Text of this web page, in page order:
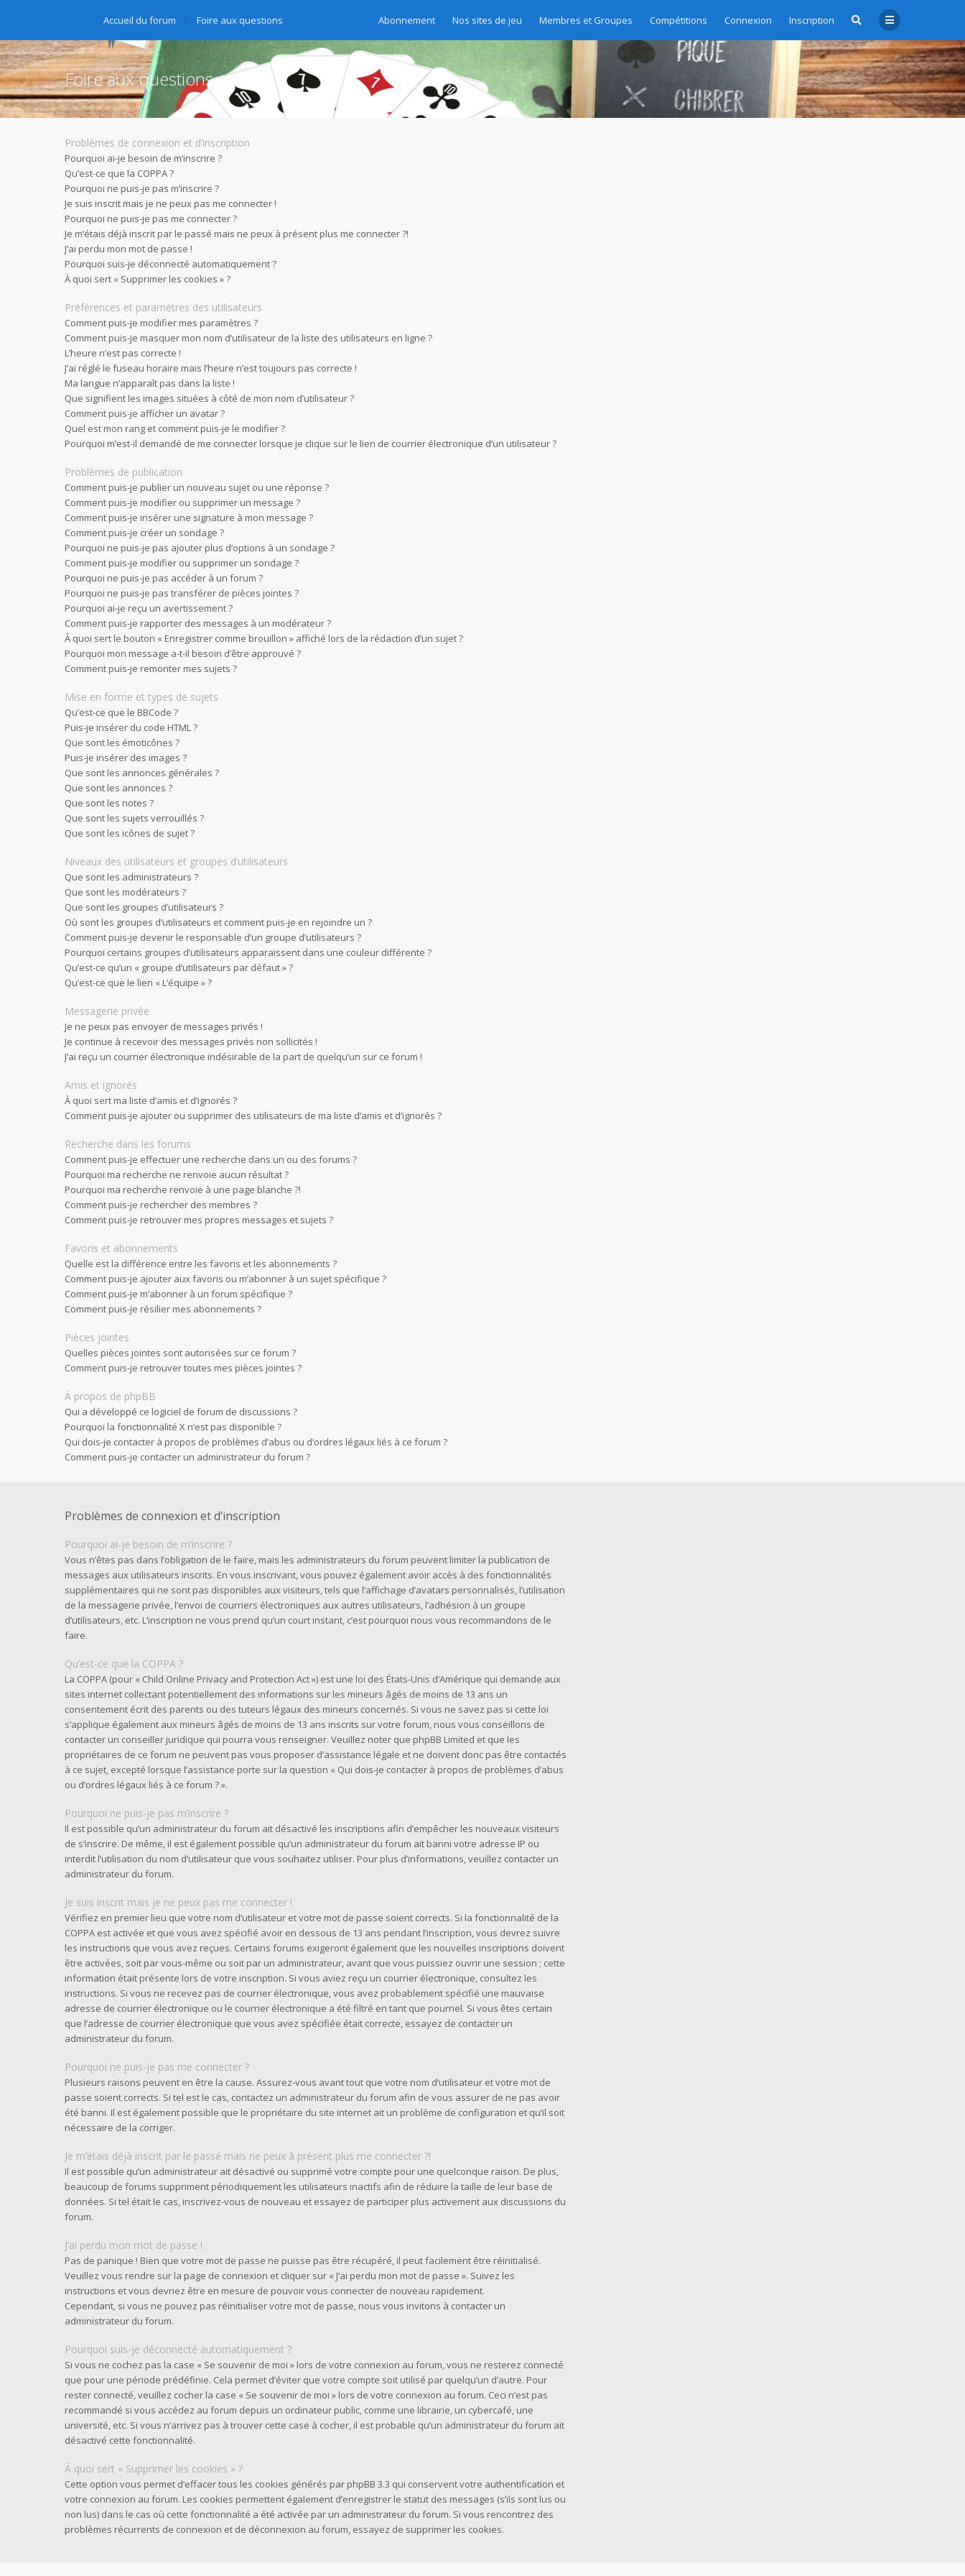
Abonnement Nos sites de jeu Membres et Groupes Compétitions Connexion Inscription
Accueil du forum Foire aux questions
Foire aux questions
Problèmes de connexion et d’inscription
Pourquoi ai-je besoin de m’inscrire ?
Qu’est-ce que la COPPA ?
Pourquoi ne puis-je pas m’inscrire ?
Je suis inscrit mais je ne peux pas me connecter !
Pourquoi ne puis-je pas me connecter ?
Je m’étais déjà inscrit par le passé mais ne peux à présent plus me connecter ?!
J’ai perdu mon mot de passe !
Pourquoi suis-je déconnecté automatiquement ?
À quoi sert « Supprimer les cookies » ?
Préférences et paramètres des utilisateurs
Comment puis-je modifier mes paramètres ?
Comment puis-je masquer mon nom d’utilisateur de la liste des utilisateurs en ligne ?
L’heure n’est pas correcte !
J’ai réglé le fuseau horaire mais l’heure n’est toujours pas correcte !
Ma langue n’apparaît pas dans la liste !
Que signifient les images situées à côté de mon nom d’utilisateur ?
Comment puis-je afficher un avatar ?
Quel est mon rang et comment puis-je le modifier ?
Pourquoi m’est-il demandé de me connecter lorsque je clique sur le lien de courrier électronique d’un utilisateur ?
Problèmes de publication
Comment puis-je publier un nouveau sujet ou une réponse ?
Comment puis-je modifier ou supprimer un message ?
Comment puis-je insérer une signature à mon message ?
Comment puis-je créer un sondage ?
Pourquoi ne puis-je pas ajouter plus d’options à un sondage ?
Comment puis-je modifier ou supprimer un sondage ?
Pourquoi ne puis-je pas accéder à un forum ?
Pourquoi ne puis-je pas transférer de pièces jointes ?
Pourquoi ai-je reçu un avertissement ?
Comment puis-je rapporter des messages à un modérateur ?
À quoi sert le bouton « Enregistrer comme brouillon » affiché lors de la rédaction d’un sujet ?
Pourquoi mon message a-t-il besoin d’être approuvé ?
Comment puis-je remonter mes sujets ?
Mise en forme et types de sujets
Qu’est-ce que le BBCode ?
Puis-je insérer du code HTML ?
Que sont les émoticônes ?
Puis-je insérer des images ?
Que sont les annonces générales ?
Que sont les annonces ?
Que sont les notes ?
Que sont les sujets verrouillés ?
Que sont les icônes de sujet ?
Niveaux des utilisateurs et groupes d’utilisateurs
Que sont les administrateurs ?
Que sont les modérateurs ?
Que sont les groupes d’utilisateurs ?
Où sont les groupes d’utilisateurs et comment puis-je en rejoindre un ?
Comment puis-je devenir le responsable d’un groupe d’utilisateurs ?
Pourquoi certains groupes d’utilisateurs apparaissent dans une couleur différente ?
Qu’est-ce qu’un « groupe d’utilisateurs par défaut » ?
Qu’est-ce que le lien « L’équipe » ?
Messagerie privée
Je ne peux pas envoyer de messages privés !
Je continue à recevoir des messages privés non sollicités !
J’ai reçu un courrier électronique indésirable de la part de quelqu’un sur ce forum !
Amis et ignorés
À quoi sert ma liste d’amis et d’ignorés ?
Comment puis-je ajouter ou supprimer des utilisateurs de ma liste d’amis et d’ignorés ?
Recherche dans les forums
Comment puis-je effectuer une recherche dans un ou des forums ?
Pourquoi ma recherche ne renvoie aucun résultat ?
Pourquoi ma recherche renvoie à une page blanche ?!
Comment puis-je rechercher des membres ?
Comment puis-je retrouver mes propres messages et sujets ?
Favoris et abonnements
Quelle est la différence entre les favoris et les abonnements ?
Comment puis-je ajouter aux favoris ou m’abonner à un sujet spécifique ?
Comment puis-je m’abonner à un forum spécifique ?
Comment puis-je résilier mes abonnements ?
Pièces jointes
Quelles pièces jointes sont autorisées sur ce forum ?
Comment puis-je retrouver toutes mes pièces jointes ?
À propos de phpBB
Qui a développé ce logiciel de forum de discussions ?
Pourquoi la fonctionnalité X n’est pas disponible ?
Qui dois-je contacter à propos de problèmes d’abus ou d’ordres légaux liés à ce forum ?
Comment puis-je contacter un administrateur du forum ?
Problèmes de connexion et d’inscription
Pourquoi ai-je besoin de m’inscrire ?
Vous n’êtes pas dans l’obligation de le faire, mais les administrateurs du forum peuvent limiter la publication de
messages aux utilisateurs inscrits. En vous inscrivant, vous pouvez également avoir accès à des fonctionnalités
supplémentaires qui ne sont pas disponibles aux visiteurs, tels que l’affichage d’avatars personnalisés, l’utilisation
de la messagerie privée, l’envoi de courriers électroniques aux autres utilisateurs, l’adhésion à un groupe
d’utilisateurs, etc. L’inscription ne vous prend qu’un court instant, c’est pourquoi nous vous recommandons de le
faire.
Qu’est-ce que la COPPA ?
La COPPA (pour « Child Online Privacy and Protection Act ») est une loi des États-Unis d’Amérique qui demande aux
sites internet collectant potentiellement des informations sur les mineurs âgés de moins de 13 ans un
consentement écrit des parents ou des tuteurs légaux des mineurs concernés. Si vous ne savez pas si cette loi
s’applique également aux mineurs âgés de moins de 13 ans inscrits sur votre forum, nous vous conseillons de
contacter un conseiller juridique qui pourra vous renseigner. Veuillez noter que phpBB Limited et que les
propriétaires de ce forum ne peuvent pas vous proposer d’assistance légale et ne doivent donc pas être contactés
à ce sujet, excepté lorsque l’assistance porte sur la question « Qui dois-je contacter à propos de problèmes d’abus
ou d’ordres légaux liés à ce forum ? ».
Pourquoi ne puis-je pas m’inscrire ?
Il est possible qu’un administrateur du forum ait désactivé les inscriptions afin d’empêcher les nouveaux visiteurs
de s’inscrire. De même, il est également possible qu’un administrateur du forum ait banni votre adresse IP ou
interdit l’utilisation du nom d’utilisateur que vous souhaitez utiliser. Pour plus d’informations, veuillez contacter un
administrateur du forum.
Je suis inscrit mais je ne peux pas me connecter !
Vérifiez en premier lieu que votre nom d’utilisateur et votre mot de passe soient corrects. Si la fonctionnalité de la
COPPA est activée et que vous avez spécifié avoir en dessous de 13 ans pendant l’inscription, vous devrez suivre
les instructions que vous avez reçues. Certains forums exigeront également que les nouvelles inscriptions doivent
être activées, soit par vous-même ou soit par un administrateur, avant que vous puissiez ouvrir une session ; cette
information était présente lors de votre inscription. Si vous aviez reçu un courrier électronique, consultez les
instructions. Si vous ne recevez pas de courrier électronique, vous avez probablement spécifié une mauvaise
adresse de courrier électronique ou le courrier électronique a été filtré en tant que pourriel. Si vous êtes certain
que l’adresse de courrier électronique que vous avez spécifiée était correcte, essayez de contacter un
administrateur du forum.
Pourquoi ne puis-je pas me connecter ?
Plusieurs raisons peuvent en être la cause. Assurez-vous avant tout que votre nom d’utilisateur et votre mot de
passe soient corrects. Si tel est le cas, contactez un administrateur du forum afin de vous assurer de ne pas avoir
été banni. Il est également possible que le propriétaire du site internet ait un problème de configuration et qu’il soit
nécessaire de la corriger.
Je m’étais déjà inscrit par le passé mais ne peux à présent plus me connecter ?!
Il est possible qu’un administrateur ait désactivé ou supprimé votre compte pour une quelconque raison. De plus,
beaucoup de forums suppriment périodiquement les utilisateurs inactifs afin de réduire la taille de leur base de
données. Si tel était le cas, inscrivez-vous de nouveau et essayez de participer plus activement aux discussions du
forum.
J’ai perdu mon mot de passe !
Pas de panique ! Bien que votre mot de passe ne puisse pas être récupéré, il peut facilement être réinitialisé.
Veuillez vous rendre sur la page de connexion et cliquer sur « J’ai perdu mon mot de passe ». Suivez les
instructions et vous devriez être en mesure de pouvoir vous connecter de nouveau rapidement.
Cependant, si vous ne pouvez pas réinitialiser votre mot de passe, nous vous invitons à contacter un
administrateur du forum.
Pourquoi suis-je déconnecté automatiquement ?
Si vous ne cochez pas la case « Se souvenir de moi » lors de votre connexion au forum, vous ne resterez connecté
que pour une période prédéfinie. Cela permet d’éviter que votre compte soit utilisé par quelqu’un d’autre. Pour
rester connecté, veuillez cocher la case « Se souvenir de moi » lors de votre connexion au forum. Ceci n’est pas
recommandé si vous accédez au forum depuis un ordinateur public, comme une librairie, un cybercafé, une
université, etc. Si vous n’arrivez pas à trouver cette case à cocher, il est probable qu’un administrateur du forum ait
désactivé cette fonctionnalité.
À quoi sert « Supprimer les cookies » ?
Cette option vous permet d’effacer tous les cookies générés par phpBB 3.3 qui conservent votre authentification et
votre connexion au forum. Les cookies permettent également d’enregistrer le statut des messages (s’ils sont lus ou
non lus) dans le cas où cette fonctionnalité a été activée par un administrateur du forum. Si vous rencontrez des
problèmes récurrents de connexion et de déconnexion au forum, essayez de supprimer les cookies.